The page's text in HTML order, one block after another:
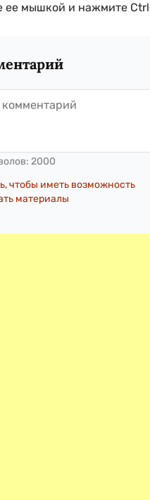
ее мышкой и нажмите
2000
чтобы иметь возможность
материалы